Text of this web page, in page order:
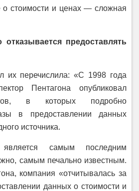
о стоимости и ценах — сложная
предоставлять
их перечислила: «С 1998 года
Пентагона опубликовал
в которых подробно
в предоставлении данных
источника.
самым последним
самым печально известным.
компания «отчитывалась за
данных о стоимости и